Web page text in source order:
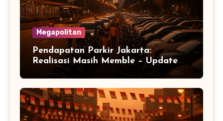
Megapolitan
Pendapatan Parkir Jakarta:
Realisasi Masih Memble – Update
Kota